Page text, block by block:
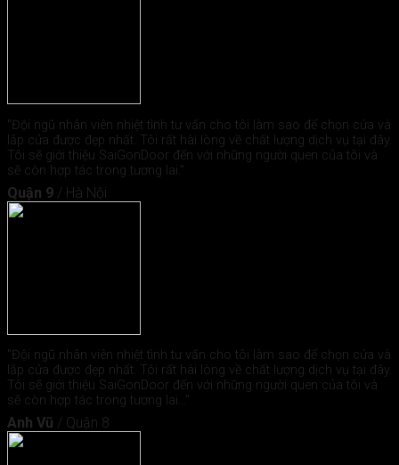
"Đội ngũ nhân viên nhiệt tình tư vấn cho tôi làm sao để chọn cửa và
lắp cửa được đẹp nhất. Tôi rất hài lòng về chất lượng dịch vụ tại đây.
Tôi sẽ giới thiệu SaiGonDoor đến với những người quen của tôi và
sẽ còn hợp tác trong tương lai."
Quận 9 / Hà Nội
"Đội ngũ nhân viên nhiệt tình tư vấn cho tôi làm sao để chọn cửa và
lắp cửa được đẹp nhất. Tôi rất hài lòng về chất lượng dịch vụ tại đây.
Tôi sẽ giới thiệu SaiGonDoor đến với những người quen của tôi và
sẽ còn hợp tác trong tương lai..."
Anh Vũ / Quận 8